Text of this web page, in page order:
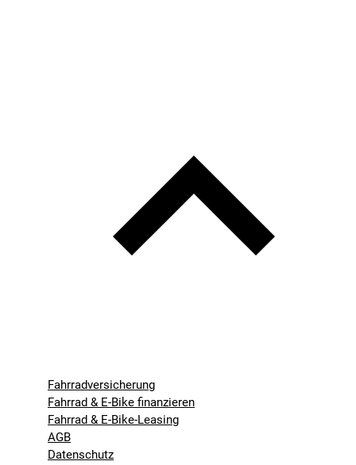
Fahrradversicherung
Fahrrad & E-Bike finanzieren
Fahrrad & E-Bike-Leasing
AGB
Datenschutz